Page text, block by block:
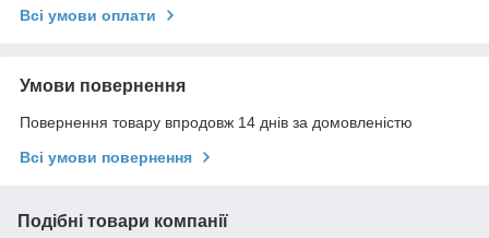
Всі умови оплати
Умови повернення
Повернення товару впродовж 14 днів за домовленістю
Всі умови повернення
Подібні товари компанії